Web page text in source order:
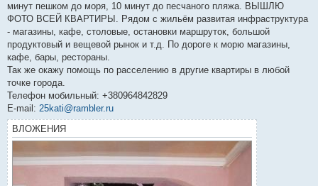
минут пешком до моря, 10 минут до песчаного пляжа. ВЫШЛЮ
ФОТО ВСЕЙ КВАРТИРЫ. Рядом с жильём развитая инфраструктура
- магазины, кафе, столовые, остановки маршруток, большой
продуктовый и вещевой рынок и т.д. По дороге к морю магазины,
кафе, бары, рестораны.
Так же окажу помощь по расселению в другие квартиры в любой
точке города.
Телефон мобильный: +380964842829
E-mail: 25kati@rambler.ru
ВЛОЖЕНИЯ